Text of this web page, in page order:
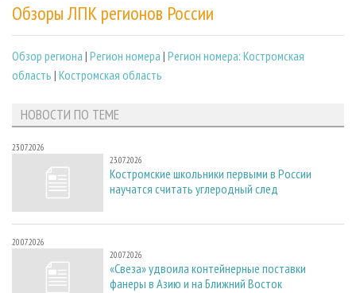
Обзоры ЛПК регионов России
Обзор региона | Регион номера | Регион номера: Костромская
область | Костромская область
НОВОСТИ ПО ТЕМЕ
23.07.2026
23.07.2026
Костромские школьники первыми в России
научатся считать углеродный след
20.07.2026
20.07.2026
«Свеза» удвоила контейнерные поставки
фанеры в Азию и на Ближний Восток